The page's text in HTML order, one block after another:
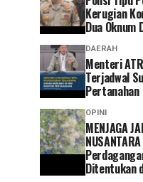
Kerugian
Dua Oknum
DAERAH
Menteri
Terjadwal
Pertanahan
OPINI
MENJAGA
Ditentukan